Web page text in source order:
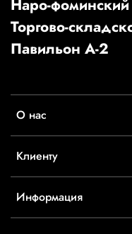
О нас
Клиенту
Информация
Наро-
Торгово-
Павильон А-2